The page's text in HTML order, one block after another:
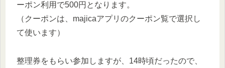
ーポン利用で500円となります。
（クーポンは、majicaアプリのクーポン覧で選択し
て使います）
整理券をもらい参加しますが、14時頃だったので、